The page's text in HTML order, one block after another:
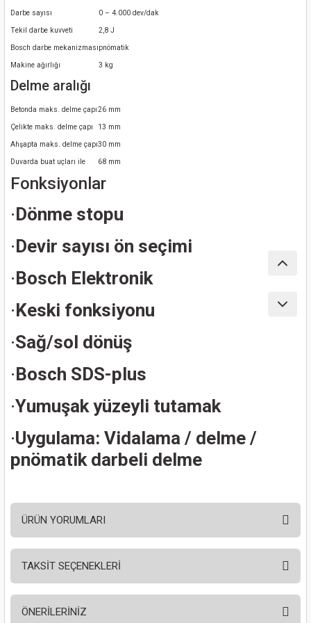
Darbe sayısı 0 – 4.000 dev/dak
Tekil darbe kuvveti 2,8 J
Bosch darbe mekanizmasıpnömatik
Makine ağırlığı 3 kg
Delme aralığı
Betonda maks. delme çapı26 mm
Çelikte maks. delme çapı 13 mm
Ahşapta maks. delme çapı30 mm
Duvarda buat uçları ile 68 mm
Fonksiyonlar
·Dönme stopu
·Devir sayısı ön seçimi
·Bosch Elektronik
·Keski fonksiyonu
·Sağ/sol dönüş
·Bosch SDS-plus
·Yumuşak yüzeyli tutamak
·Uygulama: Vidalama / delme /
pnömatik darbeli delme
ÜRÜN YORUMLARI
TAKSİT SEÇENEKLERİ
ÖNERİLERİNİZ